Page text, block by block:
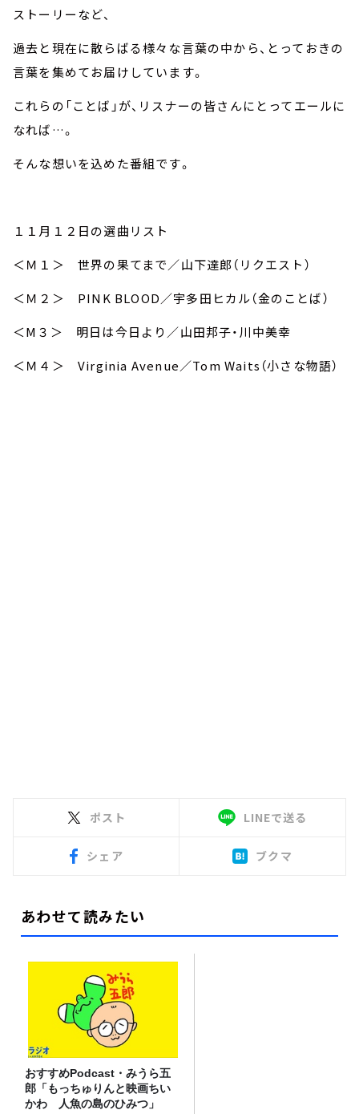
ストーリーなど、
過去と現在に散らばる様々な言葉の中から、とっておきの
言葉を集めてお届けしています。
これらの「ことば」が、リスナーの皆さんにとってエールに
なれば…。
そんな想いを込めた番組です。
１１月１２日の選曲リスト
＜Ｍ１＞ 世界の果てまで／山下達郎（リクエスト）
＜Ｍ２＞ PINK BLOOD／宇多田ヒカル（金のことば）
＜M３＞ 明日は今日より／山田邦子・川中美幸
＜Ｍ４＞ Virginia Avenue／Tom Waits（小さな物語）
ポスト LINEで送る
シェア ブクマ
あわせて読みたい
おすすめPodcast・みうら五
郎「もっちゅりんと映画ちい
かわ 人魚の島のひみつ」